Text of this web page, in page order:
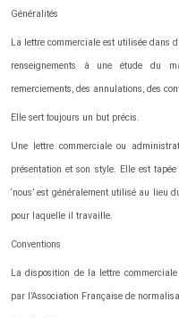
Généralités
La lettre commerciale est utilisée dans
renseignements à une étude du
remerciements, des annulations, des
Elle sert toujours un but précis.
Une lettre commerciale ou
présentation et son style. Elle est
‘nous’ est généralement utilisé au lieu
pour laquelle il travaille.
Conventions
La disposition de la lettre
par l’Association Française de